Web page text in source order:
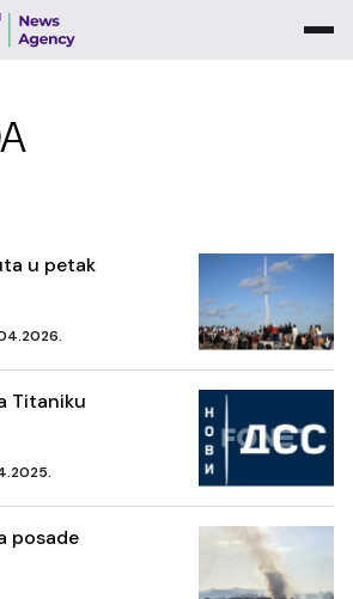
u petak
Titaniku
posade